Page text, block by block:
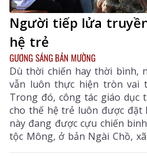
Người tiếp lửa
hệ trẻ
GƯƠNG SÁNG BẢN MƯỜNG
Dù thời chiến hay thời bình,
vẫn luôn thực hiện tròn vai
Trong đó, công tác giáo dục
cho thế hệ trẻ luôn được đặt
này đang được cựu chiến
tộc Mông, ở bản Ngài Chồ,
hiện.